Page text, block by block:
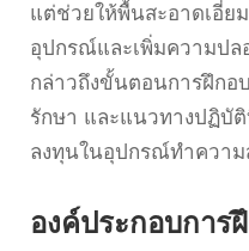
แต่ช่วยให้พื้นสะอาดเอี่ย
อุปกรณ์และเพิ่มความป
กล่าวถึงขั้นตอนการฝึกอ
รักษา และแนวทางปฏิบั
ลงทุนในอุปกรณ์ทำควา
องค์ประกอบการ